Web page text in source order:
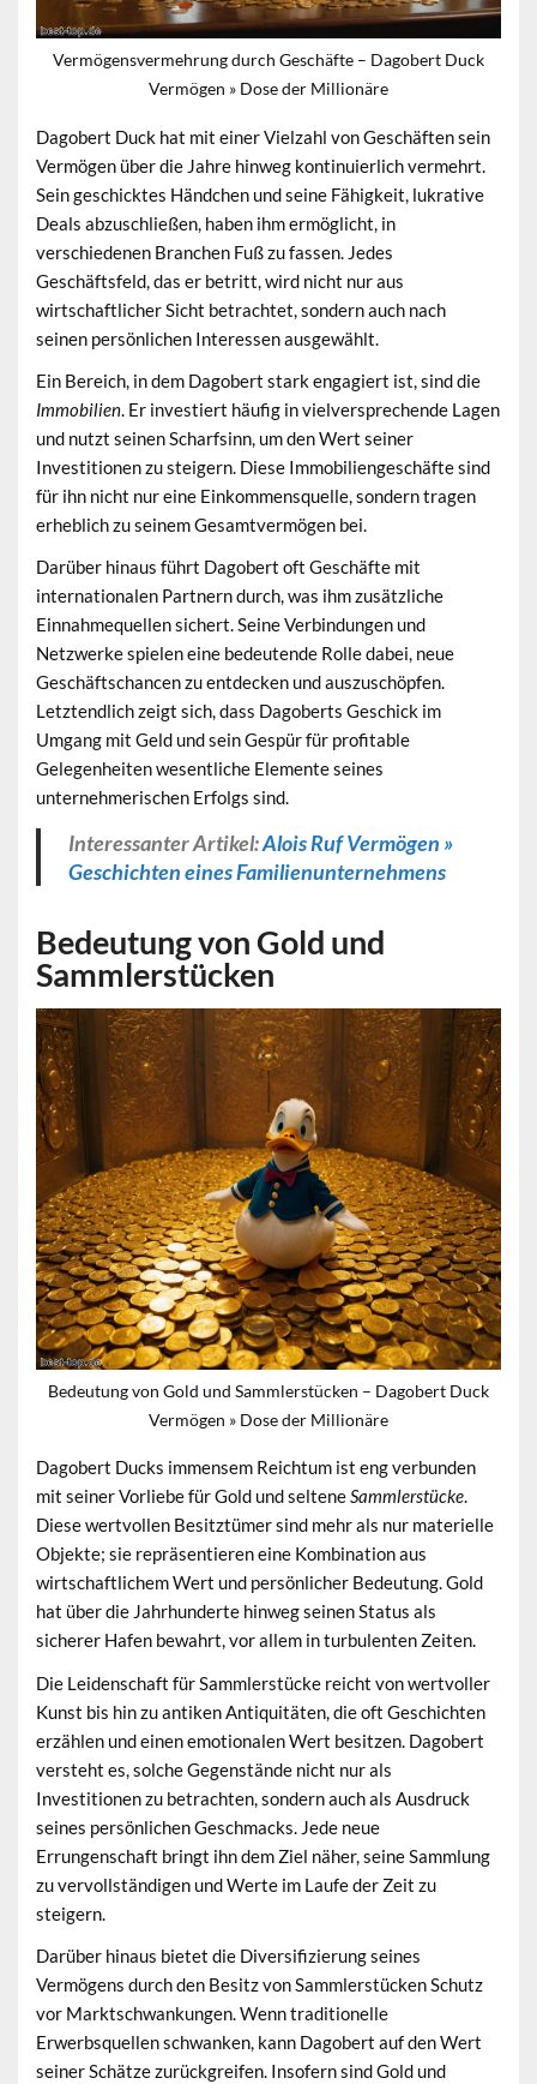
Vermögensvermehrung durch Geschäfte – Dagobert Duck
Vermögen » Dose der Millionäre
Dagobert Duck hat mit einer Vielzahl vonGeschäftensein
Vermögen über die Jahre hinweg kontinuierlich vermehrt.
Sein geschicktes Händchen und seine Fähigkeit, lukrative
Deals abzuschließen, haben ihm ermöglicht, in
verschiedenen Branchen Fuß zu fassen. Jedes
Geschäftsfeld, das er betritt, wird nicht nur aus
wirtschaftlicher Sicht betrachtet, sondern auch nach
seinen persönlichen Interessen ausgewählt.
Ein Bereich, in dem Dagobert stark engagiert ist, sind die
Immobilien. Er investiert häufig in vielversprechende Lagen
und nutzt seinen Scharfsinn, um den Wert seiner
Investitionen zu steigern. Diese Immobiliengeschäfte sind
für ihn nicht nur eine Einkommensquelle, sondern tragen
erheblich zu seinem Gesamtvermögen bei.
Darüber hinaus führt Dagobert oft Geschäfte mit
internationalen Partnern durch, was ihm zusätzliche
Einnahmequellen sichert. Seine Verbindungen und
Netzwerke spielen eine bedeutende Rolle dabei, neue
Geschäftschancen zu entdecken und auszuschöpfen.
Letztendlich zeigt sich, dass Dagoberts Geschick im
Umgang mit Geld und sein Gespür für profitable
Gelegenheiten wesentliche Elemente seines
unternehmerischen Erfolgs sind.
Interessanter Artikel:Alois Ruf Vermögen »
Geschichten eines Familienunternehmens
Bedeutung von Gold und
Sammlerstücken
Bedeutung von Gold und Sammlerstücken – Dagobert Duck
Vermögen » Dose der Millionäre
Dagobert Ducks immensem Reichtum ist eng verbunden
mit seiner Vorliebe fürGold und selteneSammlerstücke.
Diese wertvollen Besitztümer sind mehr als nur materielle
Objekte; sie repräsentieren eine Kombination aus
wirtschaftlichem Wert und persönlicher Bedeutung. Gold
hat über die Jahrhunderte hinweg seinen Status als
sicherer Hafen bewahrt, vor allem in turbulenten Zeiten.
Die Leidenschaft für Sammlerstücke reicht von wertvoller
Kunst bis hin zu antiken Antiquitäten, die oft Geschichten
erzählen und einen emotionalen Wert besitzen. Dagobert
versteht es, solche Gegenstände nicht nur als
Investitionen zu betrachten, sondern auch als Ausdruck
seines persönlichen Geschmacks. Jede neue
Errungenschaft bringt ihn dem Ziel näher, seine Sammlung
zu vervollständigen und Werte im Laufe der Zeit zu
steigern.
Darüber hinaus bietet die Diversifizierung seines
Vermögens durch den Besitz von Sammlerstücken Schutz
vor Marktschwankungen. Wenn traditionelle
Erwerbsquellen schwanken, kann Dagobert auf den Wert
seiner Schätze zurückgreifen. Insofern sind Gold und